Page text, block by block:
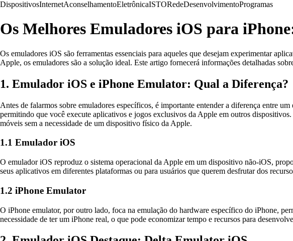
DispositivosInternetAconselhamentoEletrônicaISTORedeDesenvolvimentoProgramas
Os Melhores Emuladores iOS para
Os emuladores iOS são ferramentas essenciais para aqueles que desejam experimentar
Apple, os emuladores são a solução ideal. Este artigo fornecerá informações detalhadas
1. Emulador iOS e iPhone Emulator: Qual a Diferença?
Antes de falarmos sobre emuladores específicos, é importante entender a diferença entre
permitindo que você execute aplicativos e jogos exclusivos da Apple em outros
móveis sem a necessidade de um dispositivo físico da Apple.
1.1 Emulador iOS
O emulador iOS reproduz o sistema operacional da Apple em um dispositivo não-iOS,
seus aplicativos em diferentes plataformas ou para usuários que querem desfrutar dos
1.2 iPhone Emulator
O iPhone emulator, por outro lado, foca na emulação do hardware específico do iPhone,
necessidade de ter um iPhone real, o que pode economizar tempo e recursos para